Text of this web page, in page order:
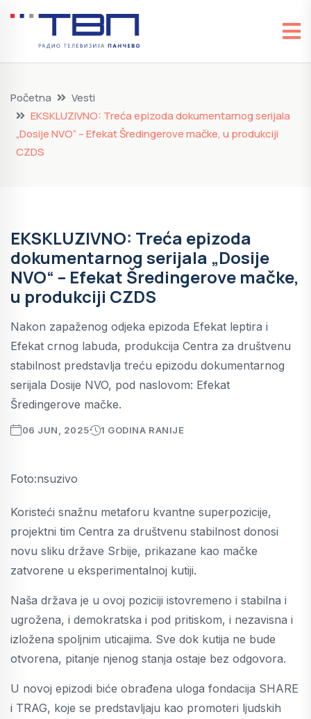
Početna
Vesti
EKSKLUZIVNO: Treća epizoda dokumentarnog serijala
„Dosije NVO“ – Efekat Šredingerove mačke, u produkciji
CZDS
EKSKLUZIVNO: Treća epizoda
dokumentarnog serijala „Dosije
NVO“ – Efekat Šredingerove mačke,
u produkciji CZDS
Nakon zapaženog odjeka epizoda Efekat leptira i
Efekat crnog labuda, produkcija Centra za društvenu
stabilnost predstavlja treću epizodu dokumentarnog
serijala Dosije NVO, pod naslovom: Efekat
Šredingerove mačke.
06 JUN, 2025 1 GODINA RANIJE
Foto:nsuzivo
Koristeći snažnu metaforu kvantne superpozicije,
projektni tim Centra za društvenu stabilnost donosi
novu sliku države Srbije, prikazane kao mačke
zatvorene u eksperimentalnoj kutiji.
Naša država je u ovoj poziciji istovremeno i stabilna i
ugrožena, i demokratska i pod pritiskom, i nezavisna i
izložena spoljnim uticajima. Sve dok kutija ne bude
otvorena, pitanje njenog stanja ostaje bez odgovora.
U novoj epizodi biće obrađena uloga fondacija SHARE
i TRAG, koje se predstavljaju kao promoteri ljudskih